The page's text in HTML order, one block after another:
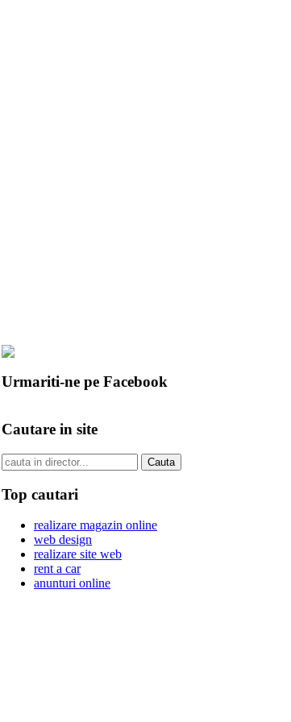
Urmariti-ne pe Facebook
Cautare in site
Top cautari
realizare magazin online
web design
realizare site web
rent a car
anunturi online